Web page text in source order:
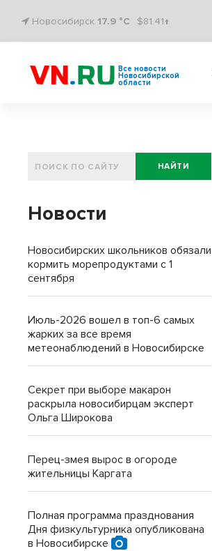
Новосибирск 17.9 °C $81.41↑
Все новости
Новосибирской
области
НАЙТИ
Новости
Новосибирских школьников обязали
кормить морепродуктами с 1
сентября
Июль-2026 вошел в топ-6 самых
жарких за все время
метеонаблюдений в Новосибирске
Секрет при выборе макарон
раскрыла новосибирцам эксперт
Ольга Широкова
Перец-змея вырос в огороде
жительницы Каргата
Полная программа празднования
Дня физкультурника опубликована
в Новосибирске